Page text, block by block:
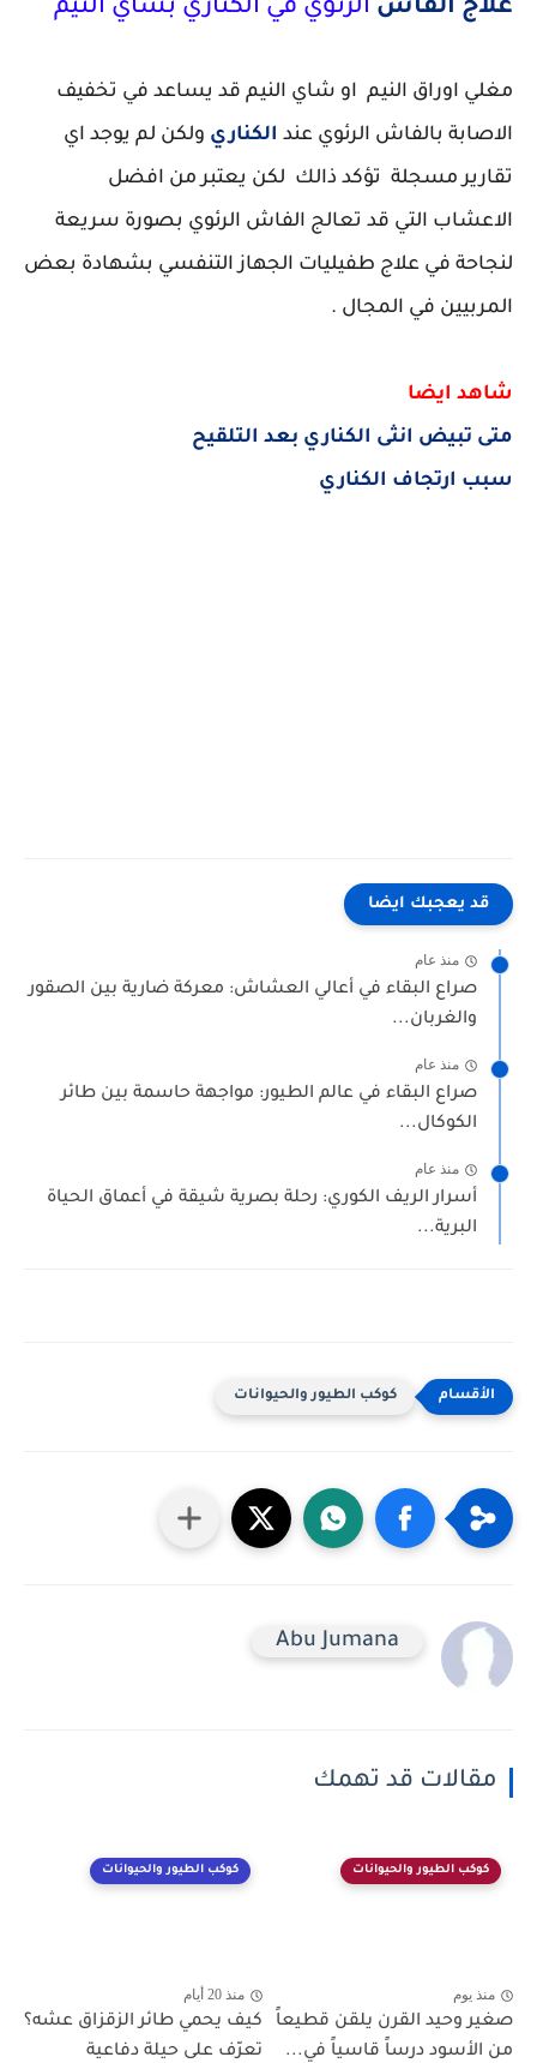
علاج الفاش الرئوي في الكناري بشاي النيم
مغلي اوراق النيم او شاي النيم قد يساعد في تخفيف
الاصابة بالفاش الرئوي عند الكناري ولكن لم يوجد اي
تقارير مسجلة تؤكد ذالك لكن يعتبر من افضل
الاعشاب التي قد تعالج الفاش الرئوي بصورة سريعة
لنجاحة في علاج طفيليات الجهاز التنفسي بشهادة بعض
المربيين في المجال .
شاهد ايضا
متى تبيض انثى الكناري بعد التلقيح
سبب ارتجاف الكناري
قد يعجبك ايضا
منذ عام
صراع البقاء في أعالي العشاش: معركة ضارية بين الصقور
والغربان...
منذ عام
صراع البقاء في عالم الطيور: مواجهة حاسمة بين طائر
الكوكال...
منذ عام
أسرار الريف الكوري: رحلة بصرية شيقة في أعماق الحياة
البرية...
كوكب الطيور والحيوانات
Abu Jumana
مقالات قد تهمك
كوكب الطيور والحيوانات
منذ يوم
صغير وحيد القرن يلقن قطيعاً
من الأسود درساً قاسياً في...
كوكب الطيور والحيوانات
منذ 20 أيام
كيف يحمي طائر الزقزاق عشه؟
تعرّف على حيلة دفاعية